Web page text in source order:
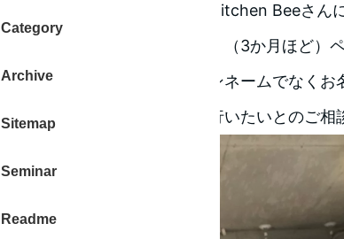
Category
Archive
Sitemap
Seminar
Readme
朝10時から個別セッションをKitchen Beeさん
ブログスタートされてしばらく（3か月ほど）
たクライアントさんから「ペンネームでなくお
信するスタイルに切り替えを行いたいとのご相